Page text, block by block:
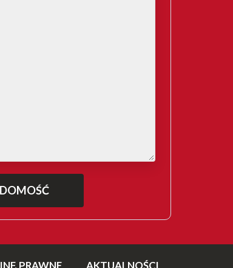
INF. PRAWNE AKTUALNOŚCI